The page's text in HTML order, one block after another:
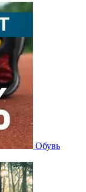
Обувь